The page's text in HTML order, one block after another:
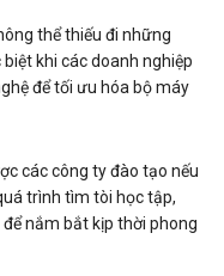
thể thiếu đi những
khi các doanh nghiệp
để tối ưu hóa bộ máy
các công ty đào tạo nếu
trình tìm tòi học tập,
nắm bắt kịp thời phong